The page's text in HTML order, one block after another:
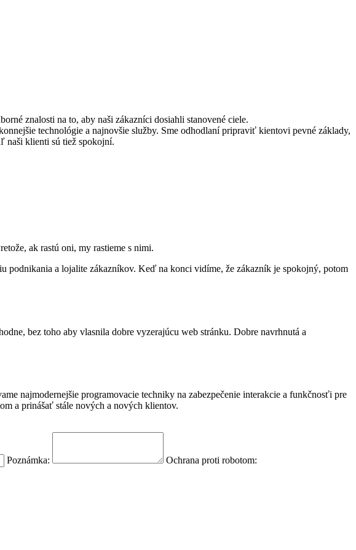
znalosti na to, aby naši zákazníci dosiahli stanovené ciele.
technológie a najnovšie služby. Sme odhodlaní pripraviť kientovi pevné základy,
naši klienti sú tiež spokojní.
ak rastú oni, my rastieme s nimi.
podnikania a lojalite zákazníkov. Keď na konci vidíme, že zákazník je spokojný, potom
bez toho aby vlasnila dobre vyzerajúcu web stránku. Dobre navrhnutá a
najmodernejšie programovacie techniky na zabezpečenie interakcie a funkčnosťi pre
a prinášať stále nových a nových klientov.
Poznámka: Ochrana proti robotom: